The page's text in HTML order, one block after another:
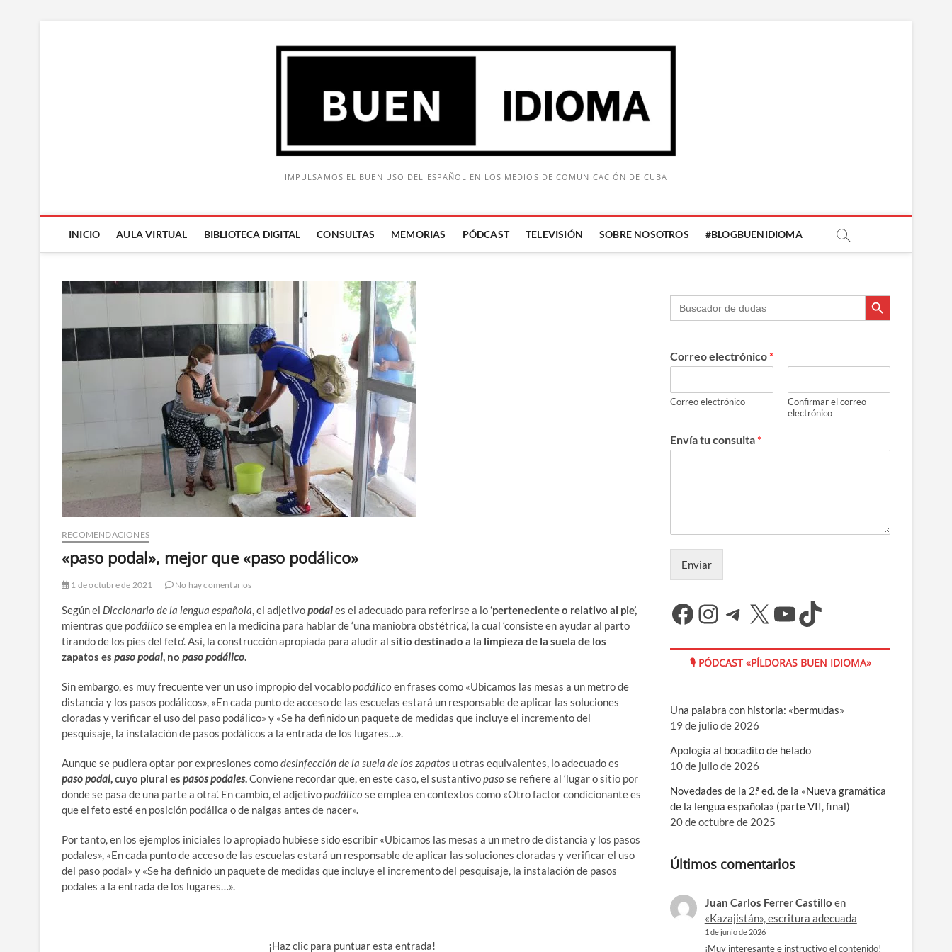
IMPULSAMOS EL BUEN USO DEL ESPAÑOL EN LOS MEDIOS DE COMUNICACIÓN DE CUBA
INICIO AULA VIRTUAL BIBLIOTECA DIGITAL CONSULTAS MEMORIAS PÓDCAST TELEVISIÓN SOBRE NOSOTROS #BLOGBUENIDIOMA
Buscar: Botón de búsqueda
RECOMENDACIONES
«paso podal», mejor que «paso podálico»
1 de octubre de 2021 No hay comentarios
Según el Diccionario de la lengua española, el adjetivopodales el adecuado para referirse a lo‘perteneciente o relativo al pie’,
mientras quepodálico se emplea en la medicina para hablar de ‘una maniobra obstétrica’, la cual ‘consiste en ayudar al parto
tirando de los pies del feto’. Así, la construcción apropiada para aludir al sitio destinado a la limpieza de la suela de los
zapatos es paso podal, no paso podálico.
Sin embargo, es muy frecuente ver un uso impropio del vocablopodálico en frases como «Ubicamos las mesas a un metro de
distancia y los pasos podálicos», «En cada punto de acceso de las escuelas estará un responsable de aplicar las soluciones
cloradas y verificar el uso del paso podálico» y «Se ha definido un paquete de medidas que incluye el incremento del
pesquisaje, la instalación de pasos podálicos a la entrada de los lugares…».
Aunque se pudiera optar por expresiones comodesinfección de la suela de los zapatos u otras equivalentes, lo adecuado es
paso podal, cuyo plural es pasos podales.Conviene recordar que, en este caso, el sustantivopaso se refiere al ‘lugar o sitio por
donde se pasa de una parte a otra’. En cambio, el adjetivopodálico se emplea en contextos como «Otro factor condicionante es
que el feto esté en posición podálica o de nalgas antes de nacer».
Por tanto, en los ejemplos iniciales lo apropiado hubiese sido escribir «Ubicamos las mesas a un metro de distancia y los pasos
podales», «En cada punto de acceso de las escuelas estará un responsable de aplicar las soluciones cloradas y verificar el uso
del paso podal» y «Se ha definido un paquete de medidas que incluye el incremento del pesquisaje, la instalación de pasos
podales a la entrada de los lugares…».
¡Haz clic para puntuar esta entrada!
Buscar: Botón de búsqueda
Correo electrónico *
Correo electrónico
Confirmar el correo
electrónico
Envía tu consulta *
Enviar
Facebook
Instagram
Telegram
X YouTube
TikTok
🎙 PÓDCAST «PÍLDORAS BUEN IDIOMA»
Una palabra con historia: «bermudas»
19 de julio de 2026
Apología al bocadito de helado
10 de julio de 2026
Novedades de la 2.ª ed. de la «Nueva gramática
de la lengua española» (parte VII, final)
20 de octubre de 2025
Últimos comentarios
Juan Carlos Ferrer Castillo en
«Kazajistán», escritura adecuada
1 de junio de 2026
¡Muy interesante e instructivo el contenido!